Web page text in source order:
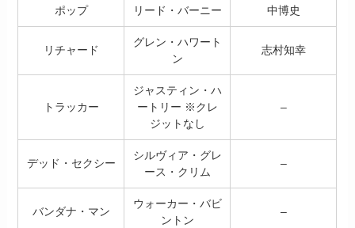
ポップ リード・バーニー 中博史
リチャード
グレン・ハワート
ン
志村知幸
トラッカー
ジャスティン・ハ
ートリー ※クレ
ジットなし
–
デッド・セクシー
シルヴィア・グレ
ース・クリム
–
バンダナ・マン
ウォーカー・バビ
ントン
–